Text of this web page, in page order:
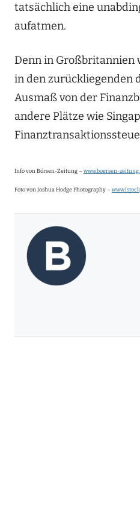
tatsächlich eine
aufatmen.
Denn in Großbritannien
in den zurückliegenden
Ausmaß von der
andere Plätze wie
Info von Börsen-Zeitung – www.boersen-
Foto von Joshua Hodge Photography –